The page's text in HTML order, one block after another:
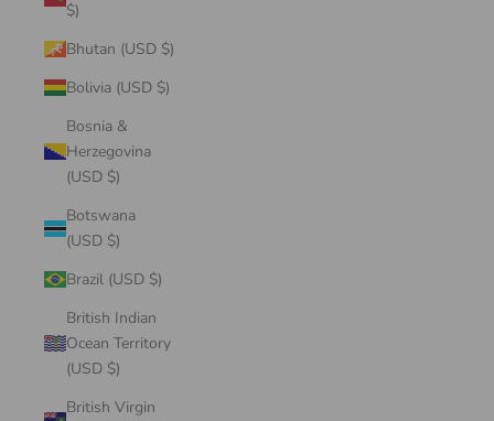
$)
Bhutan (USD $)
Bolivia (USD $)
Bosnia &
Herzegovina
(USD $)
Botswana
(USD $)
Brazil (USD $)
British Indian
Ocean Territory
(USD $)
British Virgin